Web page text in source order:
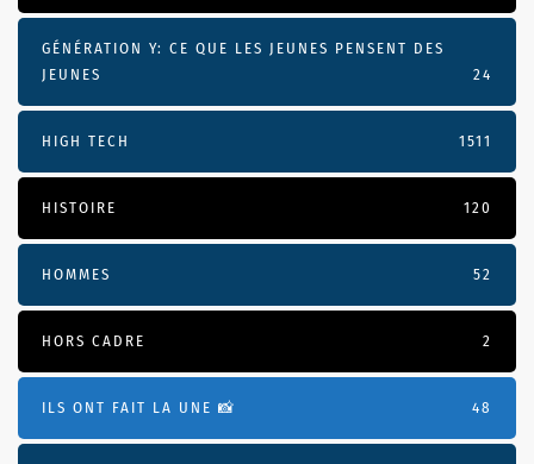
GÉNÉRATION Y: CE QUE LES JEUNES PENSENT DES
JEUNES
24
HIGH TECH 1511
HISTOIRE 120
HOMMES 52
HORS CADRE 2
ILS ONT FAIT LA UNE 📸 48